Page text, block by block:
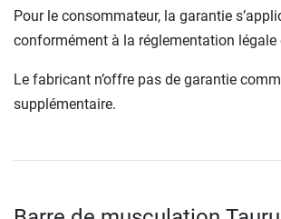
Pour le consommateur, la garantie
conformément à la réglementation légale
Le fabricant n’offre pas de garantie
supplémentaire.